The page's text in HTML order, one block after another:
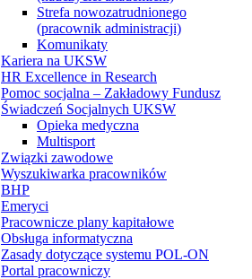
Strefa nowozatrudnionego
(pracownik administracji)
Komunikaty
Kariera na UKSW
HR Excellence in Research
Pomoc socjalna – Zakładowy Fundusz
Świadczeń Socjalnych UKSW
Opieka medyczna
Multisport
Związki zawodowe
Wyszukiwarka pracowników
BHP
Emeryci
Pracownicze plany kapitałowe
Obsługa informatyczna
Zasady dotyczące systemu POL-ON
Portal pracowniczy